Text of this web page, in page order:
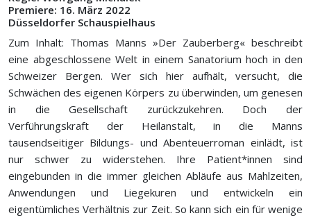
Premiere: 16. März 2022
Düsseldorfer Schauspielhaus
Zum Inhalt: Thomas Manns »Der Zauberberg« beschreibt
eine abgeschlossene Welt in einem Sanatorium hoch in den
Schweizer Bergen. Wer sich hier aufhält, versucht, die
Schwächen des eigenen Körpers zu überwinden, um genesen
in die Gesellschaft zurückzukehren. Doch der
Verführungskraft der Heilanstalt, in die Manns
tausendseitiger Bildungs- und Abenteuerroman einlädt, ist
nur schwer zu widerstehen. Ihre Patient*innen sind
eingebunden in die immer gleichen Abläufe aus Mahlzeiten,
Anwendungen und Liegekuren und entwickeln ein
eigentümliches Verhältnis zur Zeit. So kann sich ein für wenige